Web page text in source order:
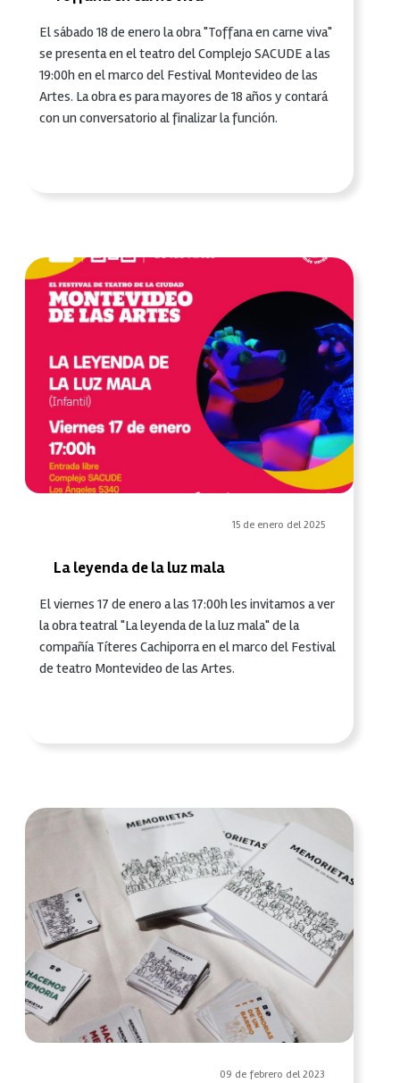
El sábado 18 de enero la obra "Toffana en carne viva"
se presenta en el teatro del Complejo SACUDE a las
19:00h en el marco del Festival Montevideo de las
Artes. La obra es para mayores de 18 años y contará
con un conversatorio al finalizar la función.
15 de enero del 2025
La leyenda de la luz mala
El viernes 17 de enero a las 17:00h les invitamos a ver
la obra teatral "La leyenda de la luz mala" de la
compañía Títeres Cachiporra en el marco del Festival
de teatro Montevideo de las Artes.
09 de febrero del 2023